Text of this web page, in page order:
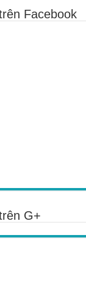
Facebook
G+